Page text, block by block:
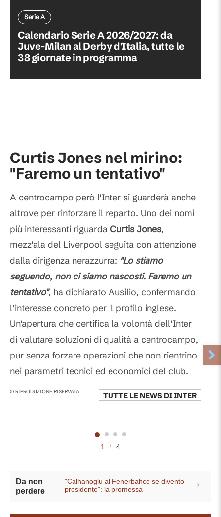
Serie A
Calendario Serie A 2026/2027: da
Juve-Milan al Derby d'Italia, tutte le
38 giornate in programma
Curtis Jones nel mirino:
"Faremo un tentativo"
A centrocampo però l'Inter si guarderà anche
altrove per rinforzare il reparto. Uno dei nomi
più interessanti riguarda Curtis Jones,
mezz'ala del Liverpool seguita con attenzione
dalla dirigenza nerazzurra: "Lo stiamo
seguendo, non ci siamo nascosti. Faremo un
tentativo", ha dichiarato Ausilio, confermando
l’interesse concreto per il profilo inglese.
Un’apertura che certifica la volontà dell’Inter
di valutare soluzioni di qualità a centrocampo,
pur senza forzare operazioni che non rientrino
nei parametri tecnici ed economici del club.
© RIPRODUZIONE RISERVATA TUTTE LE NEWS DIINTER
1 / 4
Da non
perdere
"Calhanoglu al Fenerbahce se divento
presidente": la promessa